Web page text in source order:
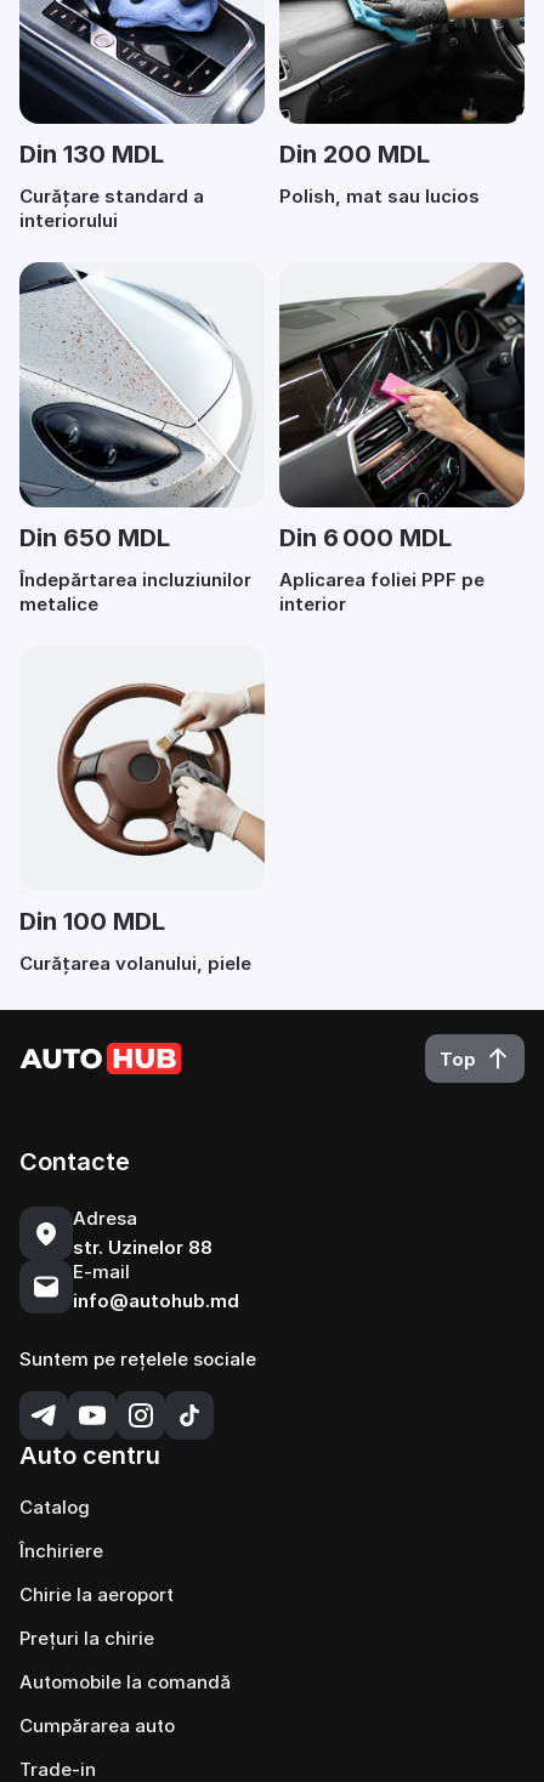
Din 130 MDL
Curățare standard a
interiorului
Din 200 MDL
Polish, mat sau lucios
Din 650 MDL
Îndepărtarea incluziunilor
metalice
Din 6 000 MDL
Aplicarea foliei PPF pe
interior
Din 100 MDL
Curățarea volanului, piele
Top
Contacte
Adresa
str. Uzinelor 88
E-mail
info@autohub.md
Suntem pe rețelele sociale
Auto centru
Catalog
Închiriere
Chirie la aeroport
Prețuri la chirie
Automobile la comandă
Cumpărarea auto
Trade-in